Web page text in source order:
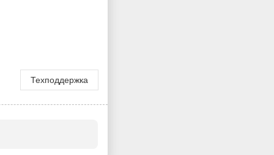
Техподдержка